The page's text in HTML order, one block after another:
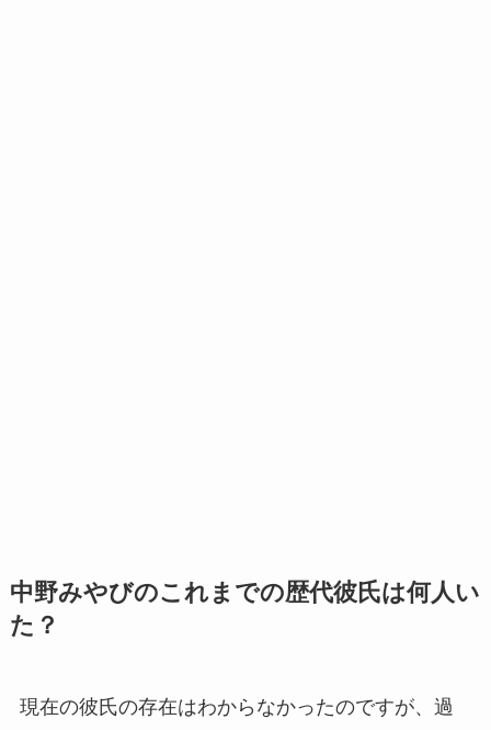
中野みやびのこれまでの歴代彼氏は何人い
た？
現在の彼氏の存在はわからなかったのですが、過